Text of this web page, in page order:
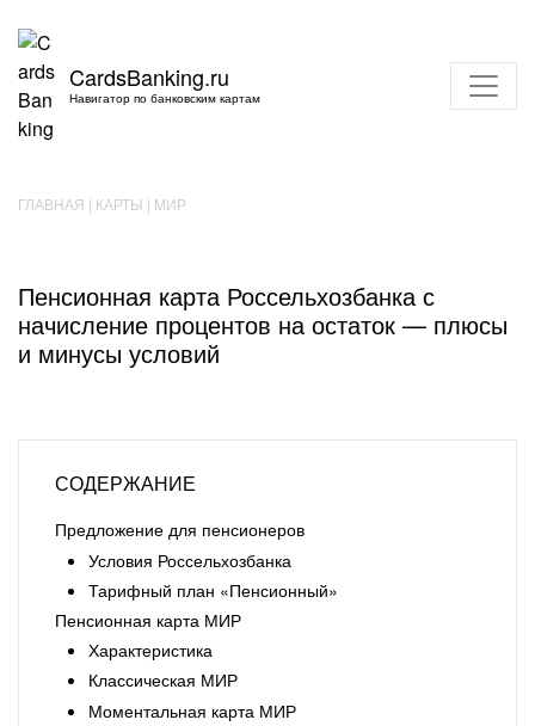
CardsBanking.ru
Навигатор по банковским картам
ГЛАВНАЯ | КАРТЫ | МИР
Пенсионная карта Россельхозбанка с
начисление процентов на остаток — плюсы
и минусы условий
СОДЕРЖАНИЕ
Предложение для пенсионеров
Условия Россельхозбанка
Тарифный план «Пенсионный»
Пенсионная карта МИР
Характеристика
Классическая МИР
Моментальная карта МИР